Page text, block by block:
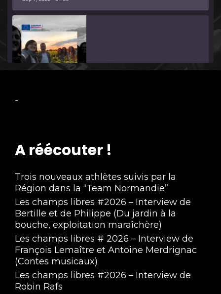
Chemin d'aventure - (FAQ European
Capsule : Vol Aller Retour
Aug 30, 2022 • 52:24
-
A réécouter !
Trois nouveaux athlètes suivis par la
Région dans la “Team Normandie”
Les champs libres #2026 – Interview de
Bertille et de Philippe (Du jardin à la
bouche, exploitation maraîchère)
Les champs libres # 2026 – Interview de
François Lemaître et Antoine Merdrignac
(Contes musicaux)
Les champs libres #2026 – Interview de
Robin Rafs